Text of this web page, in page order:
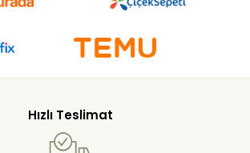
Hızlı Teslimat